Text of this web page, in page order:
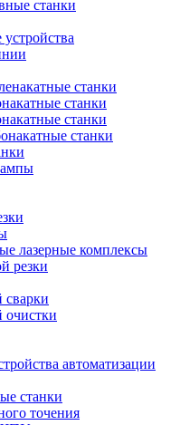
станки
станки
станки
станки
станки
лазерные комплексы
резки
сварки
очистки
автоматизации
станки
точения